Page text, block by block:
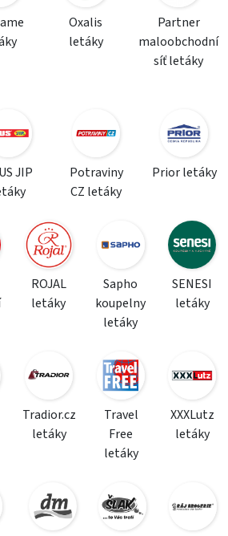
Oxalis
letáky
Partner
maloobchodní
síť letáky
JIP
Potraviny
CZ letáky
Prior letáky
ROJAL
letáky
Sapho
koupelny
letáky
SENESI
letáky
Tradior.cz
letáky
Travel
Free
letáky
XXXLutz
letáky